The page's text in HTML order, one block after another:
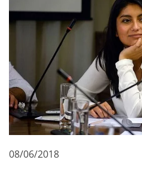
08/06/2018